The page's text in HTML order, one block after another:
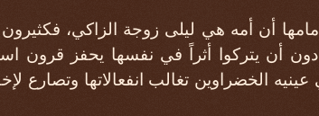
أن أمه هي ليلى زوجة الزاكي، فكثيرون
دون أن يتركوا أثراً في نفسها يحفز قرون
الخضراوين تغالب انفعالاتها وتصارع